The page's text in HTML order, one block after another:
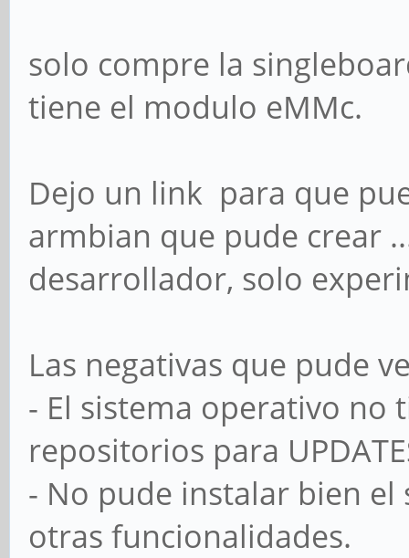
solo compre la
tiene el modulo eMMc.
Dejo un link para que
armbian que pude crear
desarrollador, solo
Las negativas que pude
- El sistema operativo no
repositorios para
- No pude instalar bien
otras funcionalidades.